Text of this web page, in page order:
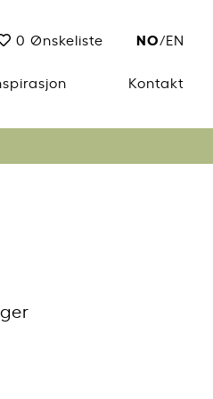
0 Ønskeliste NO/EN
Kontakt